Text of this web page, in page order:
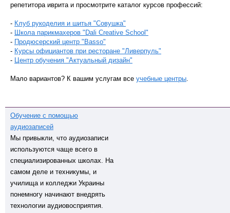
репетитора иврита и просмотрите каталог курсов профессий:
- Клуб рукоделия и шитья "Совушка"
-
Школа парикмахеров "Dali Creative School"
- Продюсерский центр "Basso"
- Курсы официантов при ресторане "Ливерпуль"
-
Центр обучения "Актуальный дизайн"
Мало вариантов? К вашим услугам все учебные центры
Обучение с помощью
аудиозаписей
Мы привыкли, что аудиозаписи
используются чаще всего в
специализированных школах. На
самом деле и техникумы, и
училища и колледжи Украины
понемногу начинают внедрять
технологии аудиовосприятия.